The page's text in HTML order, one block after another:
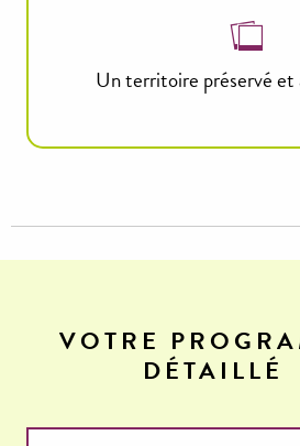
Un territoire préservé
VOTRE
DÉTAILLÉ